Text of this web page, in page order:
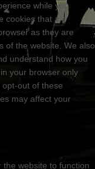
while you
cookies that are
as they are
of the website. We also
understand how you
your browser only
out of these
may affect your
the website to function